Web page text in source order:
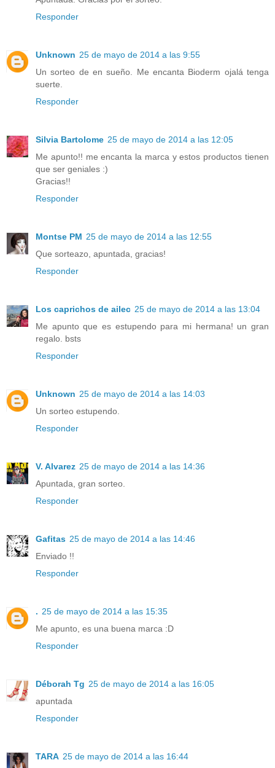
Responder
Unknown 25 de mayo de 2014 a las 9:55
Un sorteo de en sueño. Me encanta Bioderm ojalá tenga
suerte.
Responder
Silvia Bartolome 25 de mayo de 2014 a las 12:05
Me apunto!! me encanta la marca y estos productos tienen
que ser geniales :)
Gracias!!
Responder
Montse PM 25 de mayo de 2014 a las 12:55
Que sorteazo, apuntada, gracias!
Responder
Los caprichos de ailec 25 de mayo de 2014 a las 13:04
Me apunto que es estupendo para mi hermana! un gran
regalo. bsts
Responder
Unknown 25 de mayo de 2014 a las 14:03
Un sorteo estupendo.
Responder
V. Alvarez 25 de mayo de 2014 a las 14:36
Apuntada, gran sorteo.
Responder
Gafitas 25 de mayo de 2014 a las 14:46
Enviado !!
Responder
. 25 de mayo de 2014 a las 15:35
Me apunto, es una buena marca :D
Responder
Déborah Tg 25 de mayo de 2014 a las 16:05
apuntada
Responder
TARA 25 de mayo de 2014 a las 16:44